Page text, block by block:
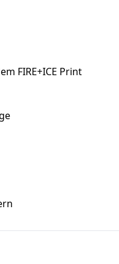
FIRE+ICE Print